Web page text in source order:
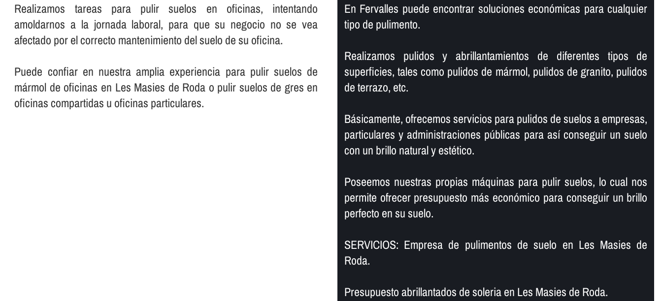
Realizamos tareas para pulir suelos en oficinas, intentando
amoldarnos a la jornada laboral, para que su negocio no se vea
afectado por el correcto mantenimiento del suelo de su oficina.
Puede confiar en nuestra amplia experiencia para pulir suelos de
mármol de oficinas en Les Masies de Roda o pulir suelos de gres en
oficinas compartidas u oficinas particulares.
En Fervalles puede encontrar soluciones económicas para cualquier
tipo de pulimento.
Realizamos pulidos y abrillantamientos de diferentes tipos de
superficies, tales como pulidos de mármol, pulidos de granito, pulidos
de terrazo, etc.
Básicamente, ofrecemos servicios para pulidos de suelos a empresas,
particulares y administraciones públicas para así­ conseguir un suelo
con un brillo natural y estético.
Poseemos nuestras propias máquinas para pulir suelos, lo cual nos
permite ofrecer presupuesto más económico para conseguir un brillo
perfecto en su suelo.
SERVICIOS: Empresa de pulimentos de suelo en Les Masies de
Roda.
Presupuesto abrillantados de soleria en Les Masies de Roda.